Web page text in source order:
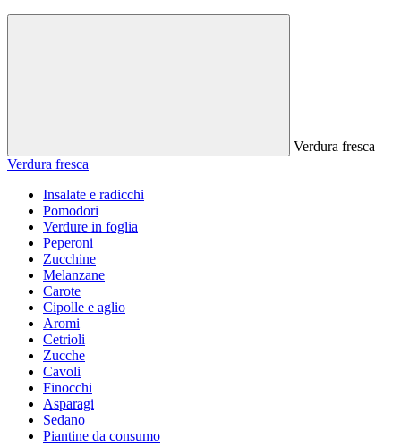
Verdura fresca
Verdura fresca
Insalate e radicchi
Pomodori
Verdure in foglia
Peperoni
Zucchine
Melanzane
Carote
Cipolle e aglio
Aromi
Cetrioli
Zucche
Cavoli
Finocchi
Asparagi
Sedano
Piantine da consumo